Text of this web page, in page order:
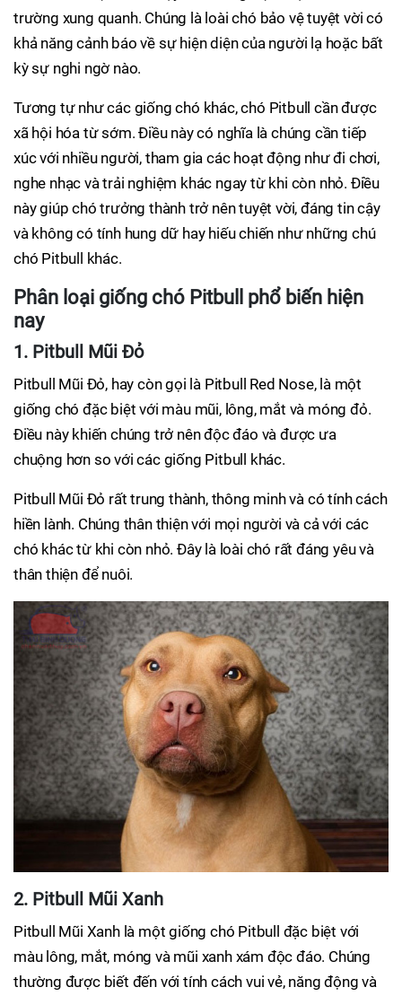
trường xung quanh. Chúng là loài chó bảo vệ tuyệt vời có
khả năng cảnh báo về sự hiện diện của người lạ hoặc bất
kỳ sự nghi ngờ nào.
Tương tự như các giống chó khác, chó Pitbull cần được
xã hội hóa từ sớm. Điều này có nghĩa là chúng cần tiếp
xúc với nhiều người, tham gia các hoạt động như đi chơi,
nghe nhạc và trải nghiệm khác ngay từ khi còn nhỏ. Điều
này giúp chó trưởng thành trở nên tuyệt vời, đáng tin cậy
và không có tính hung dữ hay hiếu chiến như những chú
chó Pitbull khác.
Phân loại giống chó Pitbull phổ biến hiện
nay
1. Pitbull Mũi Đỏ
Pitbull Mũi Đỏ, hay còn gọi là Pitbull Red Nose, là một
giống chó đặc biệt với màu mũi, lông, mắt và móng đỏ.
Điều này khiến chúng trở nên độc đáo và được ưa
chuộng hơn so với các giống Pitbull khác.
Pitbull Mũi Đỏ rất trung thành, thông minh và có tính cách
hiền lành. Chúng thân thiện với mọi người và cả với các
chó khác từ khi còn nhỏ. Đây là loài chó rất đáng yêu và
thân thiện để nuôi.
2. Pitbull Mũi Xanh
Pitbull Mũi Xanh là một giống chó Pitbull đặc biệt với
màu lông, mắt, móng và mũi xanh xám độc đáo. Chúng
thường được biết đến với tính cách vui vẻ, năng động và